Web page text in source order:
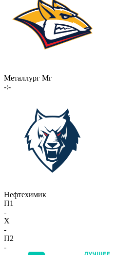
Металлург Мг
-:-
Нефтехимик
П1
-
X
-
П2
-